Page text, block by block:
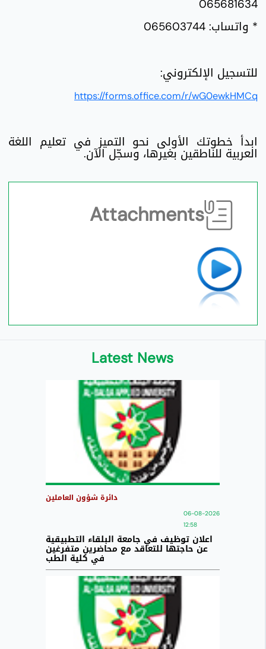
* واتساب: 065603744
للتسجيل الإلكتروني:
https://forms.office.com/r/wG0ewkHMCq
ابدأ خطوتك الأولى نحو التميز في تعليم اللغة
العربية للناطقين بغيرها، وسجّل الآن.
Attachments
Latest News
دائرة شؤون العاملين
06-08-2026
12:58
اعلان توظيف في جامعة البلقاء التطبيقية
عن حاجتها للتعاقد مع محاضرين متفرغين
في كلية الطب